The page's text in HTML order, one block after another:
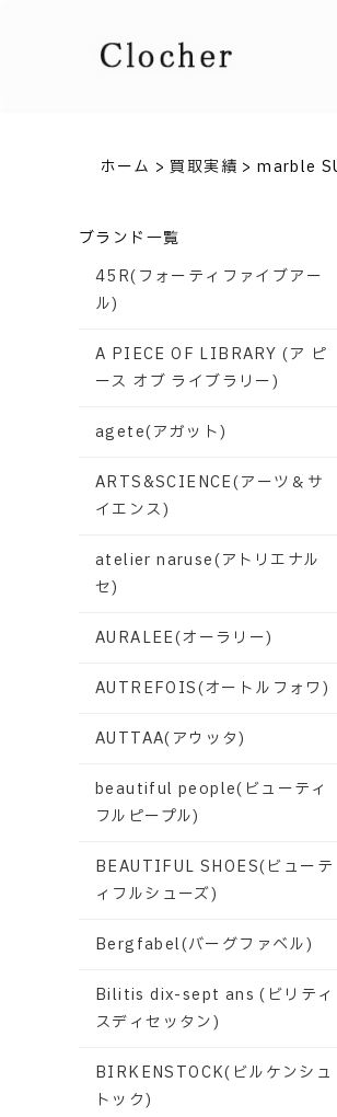
ホーム >買取実績 >marble
ブランド一覧
45R(フォーティファイブアー
ル)
A PIECE OF LIBRARY (ア ピ
ース オブ ライブラリー)
agete(アガット)
ARTS&SCIENCE(アーツ＆サ
イエンス)
atelier naruse(アトリエナル
セ)
AURALEE(オーラリー)
AUTREFOIS(オートルフォワ)
AUTTAA(アウッタ)
beautiful people(ビューティ
フルピープル)
BEAUTIFUL SHOES(ビューテ
ィフルシューズ)
Bergfabel(バーグファベル)
Bilitis dix-sept ans (ビリティ
スディセッタン)
BIRKENSTOCK(ビルケンシュ
トック)